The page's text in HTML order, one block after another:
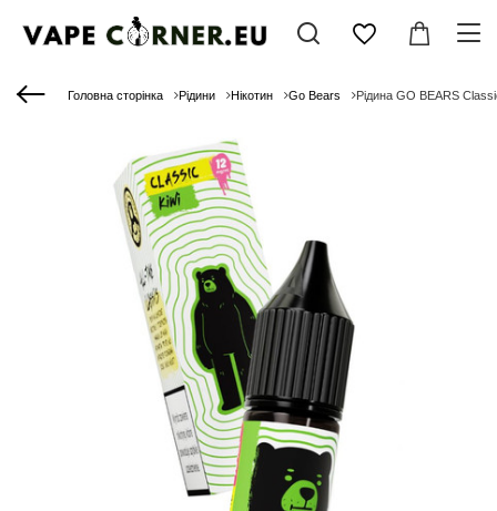
Головна сторінка Рідини Нікотин Go Bears Рідина GO BEARS